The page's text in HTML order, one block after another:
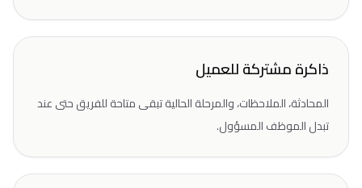
ذاكرة مشتركة للعميل
المحادثة، الملاحظات، والمرحلة الحالية تبقى متاحة للفريق حتى عند
تبدل الموظف المسؤول.